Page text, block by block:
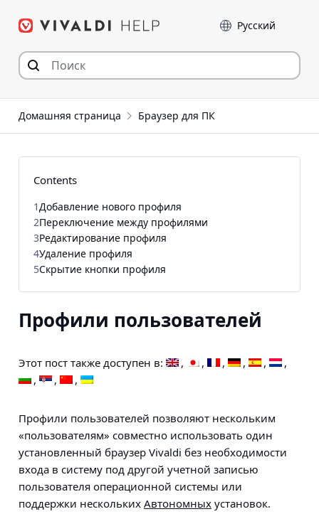
Language
Домашняя страница Браузер для ПК
Профили пользователей
Этот пост также доступен в:
Профили пользователей позволяют нескольким
«пользователям» совместно использовать один
установленный браузер Vivaldi без необходимости
входа в систему под другой учетной записью
пользователя операционной системы или
поддержки нескольких Автономных установок.
Contents
1Добавление нового профиля
2Переключение между профилями
3Редактирование профиля
4Удаление профиля
5Скрытие кнопки профиля